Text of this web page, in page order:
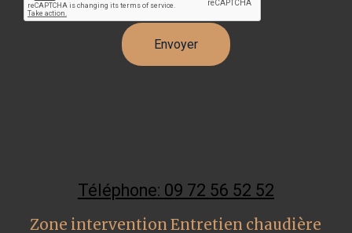
Téléphone: 09 72 56 52 52
Zone intervention Entretien chaudière